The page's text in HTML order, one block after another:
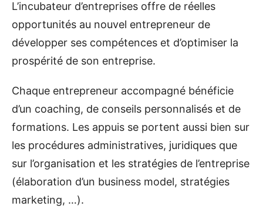
L’incubateur d’entreprises offre de réelles
opportunités au nouvel entrepreneur de
développer ses compétences et d’optimiser la
prospérité de son entreprise.
Chaque entrepreneur accompagné bénéficie
d’un coaching, de conseils personnalisés et de
formations. Les appuis se portent aussi bien sur
les procédures administratives, juridiques que
sur l’organisation et les stratégies de l’entreprise
(élaboration d’un business model, stratégies
marketing, …).